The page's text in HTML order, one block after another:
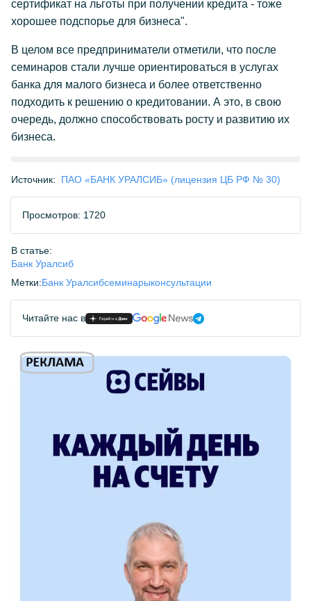
сертификат на льготы при получении кредита - тоже
хорошее подспорье для бизнеса".
В целом все предприниматели отметили, что после
семинаров стали лучше ориентироваться в услугах
банка для малого бизнеса и более ответственно
подходить к решению о кредитовании. А это, в свою
очередь, должно способствовать росту и развитию их
бизнеса.
Источник: ПАО «БАНК УРАЛСИБ» (лицензия ЦБ РФ № 30)
Просмотров: 1720
В статье:
Банк Уралсиб
Метки:Банк Уралсибсеминарыконсультации
Читайте нас в